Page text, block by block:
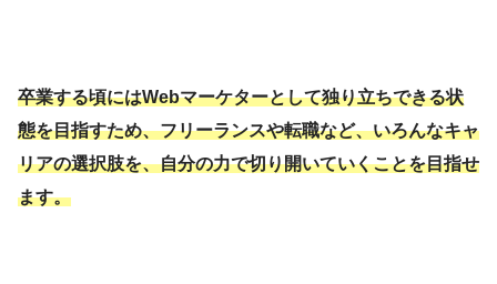
卒業する頃にはWebマーケターとして独り立ちできる状
態を目指すため、フリーランスや転職など、いろんなキャ
リアの選択肢を、自分の力で切り開いていくことを目指せ
ます。